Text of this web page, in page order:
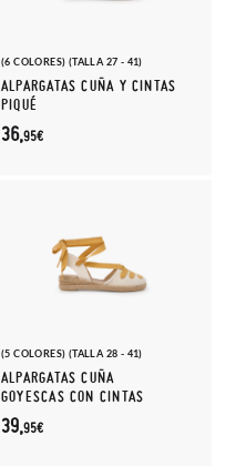
(6 COLORES) (TALLA 27 - 41)
ALPARGATAS CUÑA Y CINTAS
PIQUÉ
36,95€
(5 COLORES) (TALLA 28 - 41)
ALPARGATAS CUÑA
GOYESCAS CON CINTAS
39,95€